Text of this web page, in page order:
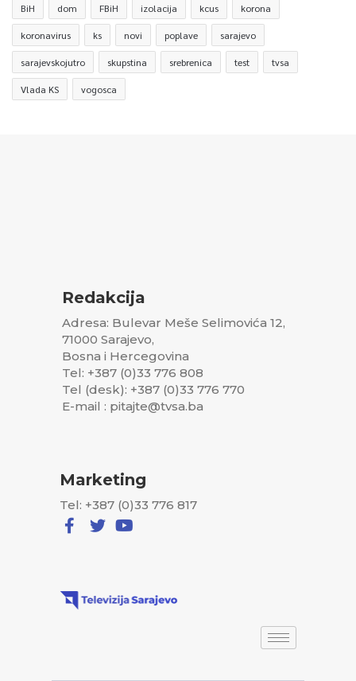
BiH dom FBiH izolacija kcus korona
koronavirus ks novi poplave sarajevo
sarajevskojutro skupstina srebrenica test tvsa
Vlada KS vogosca
Redakcija
Adresa: Bulevar Meše Selimovića 12,
71000 Sarajevo,
Bosna i Hercegovina
Tel: +387 (0)33 776 808
Tel (desk): +387 (0)33 776 770
E-mail : pitajte@tvsa.ba
Marketing
Tel: +387 (0)33 776 817